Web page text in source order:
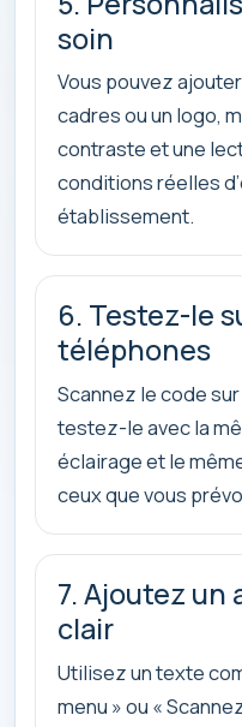
soin
Vous pouvez
cadres ou un logo,
contraste et une
conditions réelles
établissement.
6. Testez-le
téléphones
Scannez le code
testez-le avec la
éclairage et le
ceux que vous
7. Ajoutez un
clair
Utilisez un texte
menu » ou «